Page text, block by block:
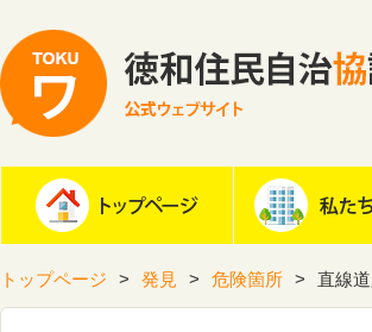
トップページ 発見 危険箇所 直線